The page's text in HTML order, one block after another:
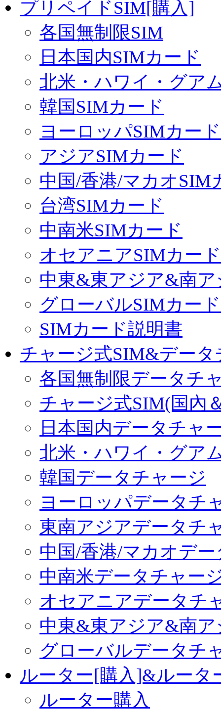
プリペイドSIM[購入]
各国無制限SIM
日本国内SIMカード
北米・ハワイ・グア
韓国SIMカード
ヨーロッパSIMカード
アジアSIMカード
中国/香港/マカオSIM
台湾SIMカード
中南米SIMカード
オセアニアSIMカード
中東&東アジア&南
グローバルSIMカード
SIMカード説明書
チャージ式SIM&デー
各国無制限データチ
チャージ式SIM(国內
日本国内データチャ
北米・ハワイ・グア
韓国データチャージ
ヨーロッパデータチ
東南アジアデータチ
中国/香港/マカオデ
中南米データチャー
オセアニアデータチ
中東&東アジア&南
グローバルデータチ
ルーター[購入]&ルータ
ルーター購入